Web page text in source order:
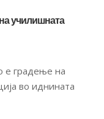
училишната
е градење на
во иднината